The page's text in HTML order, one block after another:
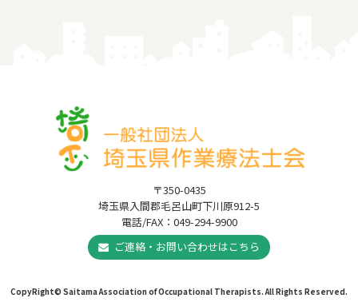
〒350-0435
埼玉県入間郡毛呂山町下川原912-5
電話/FAX：049-294-9900
ご連絡・お問い合わせはこちら
CopyRight© Saitama Association of Occupational Therapists. All Rights Reserved.